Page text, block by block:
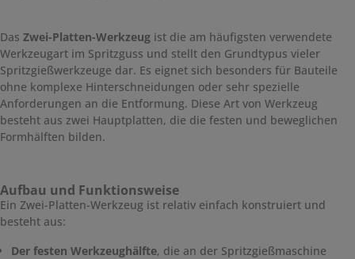
Das Zwei-Platten-Werkzeug ist die am häufigsten verwendete
Werkzeugart im Spritzguss und stellt den Grundtypus vieler
Spritzgießwerkzeuge dar. Es eignet sich besonders für Bauteile
ohne komplexe Hinterschneidungen oder sehr spezielle
Anforderungen an die Entformung. Diese Art von Werkzeug
besteht aus zwei Hauptplatten, die die festen und beweglichen
Formhälften bilden.
Aufbau und Funktionsweise
Ein Zwei-Platten-Werkzeug ist relativ einfach konstruiert und
besteht aus:
Der festen Werkzeughälfte, die an der Spritzgießmaschine